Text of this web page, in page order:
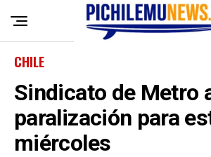
CHILE
Sindicato de Metro
paralización para
miércoles